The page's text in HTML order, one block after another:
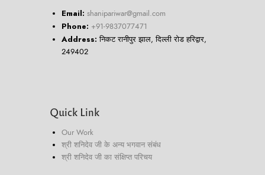
Email: shanipariwar@gmail.com
Phone: +91-9837077471
Address:निकट रानीपुर झाल, दिल्ली रोड हरिद्वार,
249402
Quick Link
Our Work
श्री शनिदेव जी के अन्य भगवान संबंध
श्री शनिदेव जी का संक्षिप्त परिचय